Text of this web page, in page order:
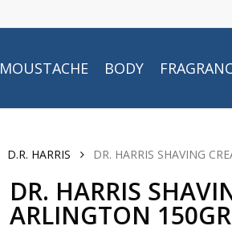
MOUSTACHE BODY
D.R. HARRIS DR. HARRIS SHAVING
DR. HARRIS
ARLINGTON 150GR